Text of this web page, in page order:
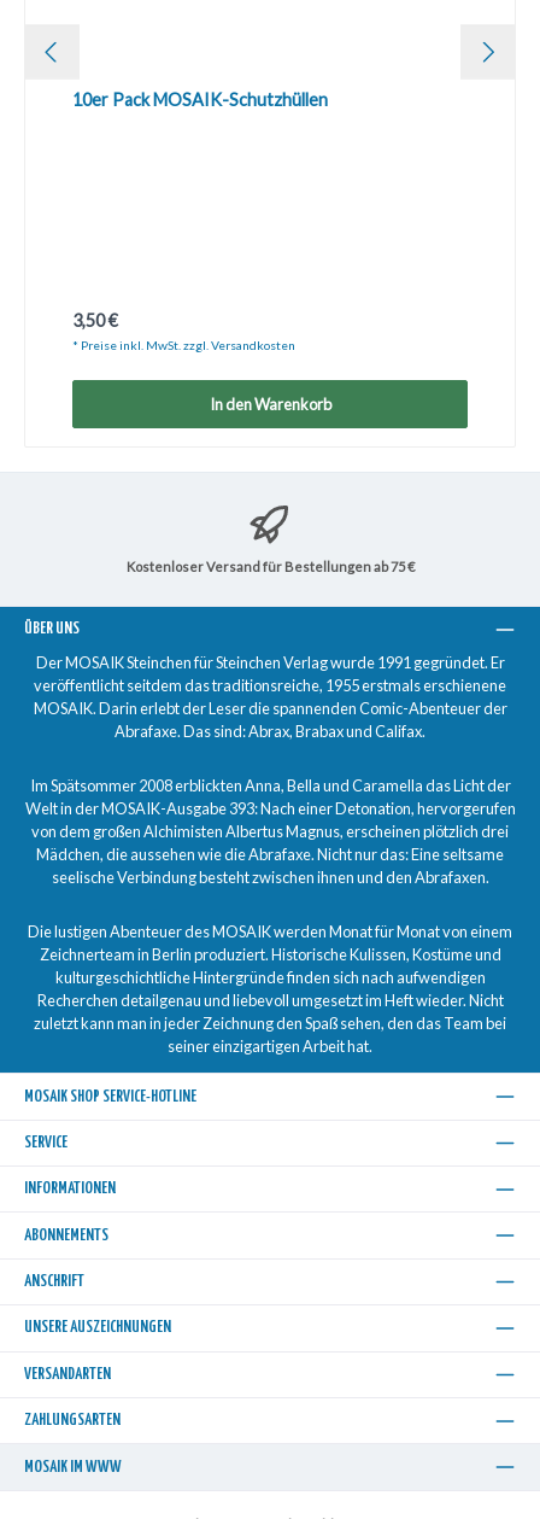
10er Pack MOSAIK-Schutzhüllen
Regulärer Preis:
3,50 €
* Preise inkl. MwSt. zzgl. Versandkosten
In den Warenkorb
Kostenloser Versand für Bestellungen ab 75 €
ÜBER UNS
Der MOSAIK Steinchen für Steinchen Verlag wurde 1991 gegründet. Er
veröffentlicht seitdem das traditionsreiche, 1955 erstmals erschienene
MOSAIK. Darin erlebt der Leser die spannenden Comic-Abenteuer der
Abrafaxe. Das sind: Abrax, Brabax und Califax.
Im Spätsommer 2008 erblickten Anna, Bella und Caramella das Licht der
Welt in der MOSAIK-Ausgabe 393: Nach einer Detonation, hervorgerufen
von dem großen Alchimisten Albertus Magnus, erscheinen plötzlich drei
Mädchen, die aussehen wie die Abrafaxe. Nicht nur das: Eine seltsame
seelische Verbindung besteht zwischen ihnen und den Abrafaxen.
Die lustigen Abenteuer des MOSAIK werden Monat für Monat von einem
Zeichnerteam in Berlin produziert. Historische Kulissen, Kostüme und
kulturgeschichtliche Hintergründe finden sich nach aufwendigen
Recherchen detailgenau und liebevoll umgesetzt im Heft wieder. Nicht
zuletzt kann man in jeder Zeichnung den Spaß sehen, den das Team bei
seiner einzigartigen Arbeit hat.
MOSAIK SHOP SERVICE-HOTLINE
SERVICE
INFORMATIONEN
ABONNEMENTS
ANSCHRIFT
UNSERE AUSZEICHNUNGEN
VERSANDARTEN
ZAHLUNGSARTEN
MOSAIK IM WWW